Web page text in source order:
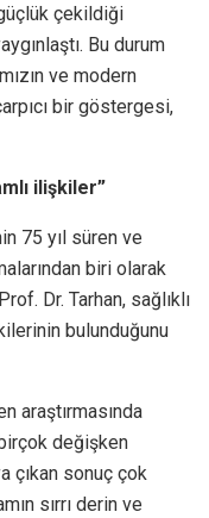
çekildiği
Bu durum
ve modern
bir göstergesi,
ilişkiler”
75 yıl süren ve
biri olarak
Dr. Tarhan, sağlıklı
bulunduğunu
araştırmasında
değişken
çıkan sonuç çok
sırrı derin ve